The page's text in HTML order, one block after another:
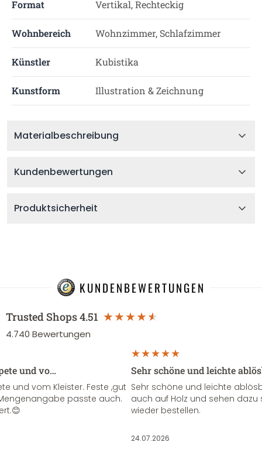
Format Vertikal, Rechteckig
Wohnbereich Wohnzimmer, Schlafzimmer
Künstler Kubistika
Kunstform Illustration & Zeichnung
Materialbeschreibung
Kundenbewertungen
Produktsicherheit
KUNDENBEWERTUNGEN
Trusted Shops4.51
4.740 Bewertungen
und vo…
und vom Kleister. Feste ,gut
passte auch.
Sehr schöne und leichte
Sehr schöne und leichte
auch auf Holz und sehen
wieder bestellen.
24.07.2026